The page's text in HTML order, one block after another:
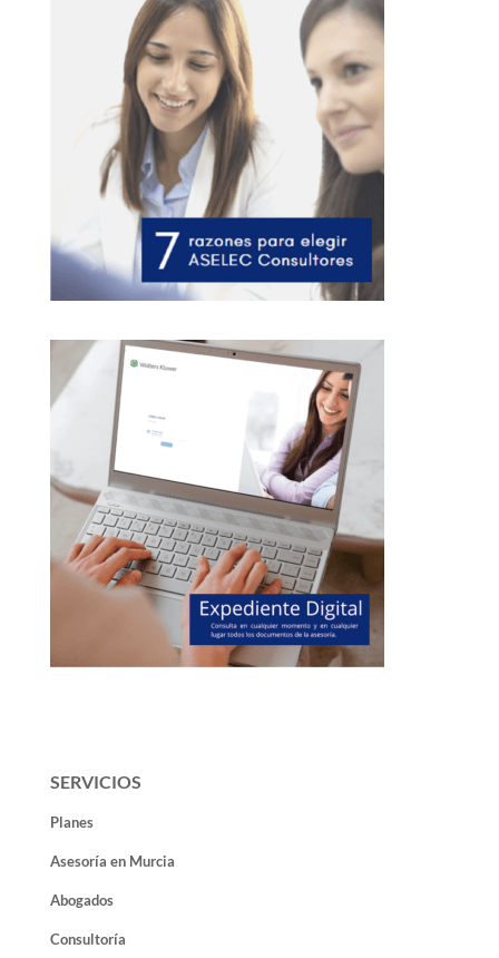
SERVICIOS
Planes
Asesoría en Murcia
Abogados
Consultoría